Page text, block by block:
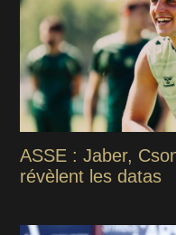
ASSE : Jaber,
révèlent les datas